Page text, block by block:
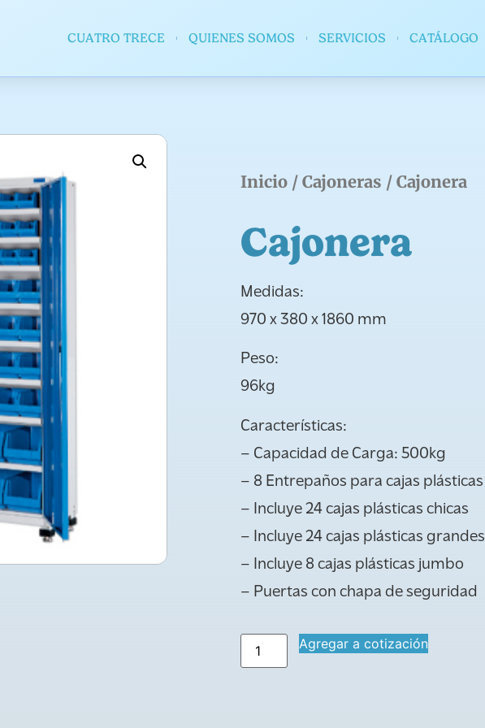
CUATRO TRECE QUIENES SOMOS SERVICIOS CATÁLOGO
Inicio / Cajoneras / Cajonera
Cajonera
Medidas:
970 x 380 x 1860 mm
Peso:
96kg
Características:
– Capacidad de Carga: 500kg
– 8 Entrepaños para cajas plásticas
– Incluye 24 cajas plásticas chicas
– Incluye 24 cajas plásticas grandes
– Incluye 8 cajas plásticas jumbo
– Puertas con chapa de seguridad
Agregar a cotización